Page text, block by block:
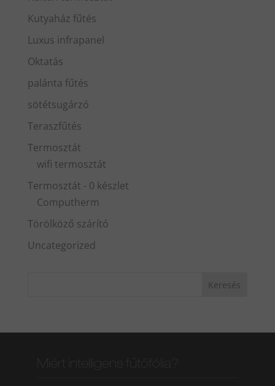
Kutyaház fűtés
Luxus infrapanel
Oktatás
palánta fűtés
sötétsugárzó
Teraszfűtés
Termosztát
wifi termosztát
Termosztát - 0 készlet
Computherm
Törölköző szárító
Uncategorized